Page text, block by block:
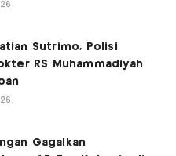
Sutrimo, Polisi
RS Muhammadiyah
Gagalkan